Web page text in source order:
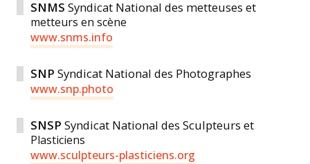
SNMS Syndicat National des metteuses et
metteurs en scène
www.snms.info
SNP Syndicat National des Photographes
www.snp.photo
SNSP Syndicat National des Sculpteurs et
Plasticiens
www.sculpteurs-plasticiens.org